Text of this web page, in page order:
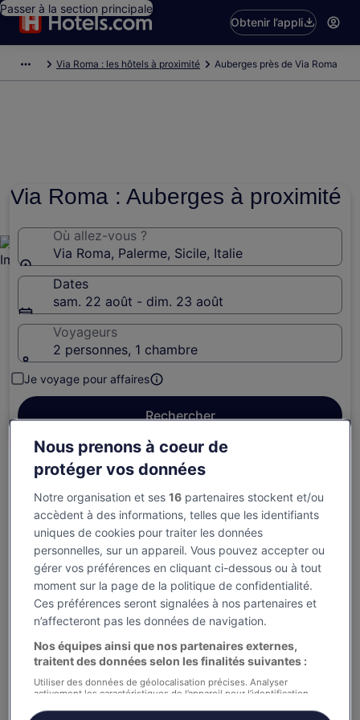
Passer à la section principale
Obtenir l’appli
Via Roma : les hôtels à proximité Auberges près de Via Roma
Via Roma : Auberges à proximité
Où allez-vous ?
Via Roma, Palerme, Sicile, Italie
Dates
sam. 22 août - dim. 23 août
Voyageurs
2 personnes, 1 chambre
Je voyage pour affaires
Rechercher
Options d’annulation gratuite en cas de
changement de programme
Gagnez des récompenses pour chaque nuit
séjournée
Économisez plus grâce aux Prix membres
Consultez les prix pour ces dates
Le week-end prochain
Dans deux semaines
Nous prenons à coeur de
protéger vos données
Notre organisation et ses 16partenaires stockent et/ou
accèdent à des informations, telles que les identifiants
uniques de cookies pour traiter les données
personnelles, sur un appareil. Vous pouvez accepter ou
gérer vos préférences en cliquant ci-dessous ou à tout
moment sur la page de la politique de confidentialité.
Ces préférences seront signalées à nos partenaires et
n’affecteront pas les données de navigation.
Nos équipes ainsi que nos partenaires externes,
traitent des données selon les finalités suivantes :
Utiliser des données de géolocalisation précises. Analyser
activement les caractéristiques de l’appareil pour l’identification.
et contenu personnalisés, mesure de performance des publicités